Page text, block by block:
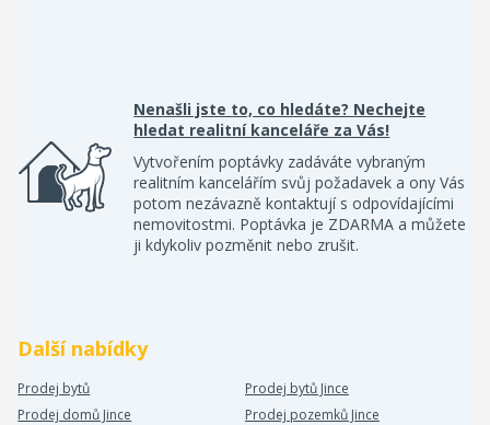
Nenašli jste to, co hledáte? Nechejte
hledat realitní kanceláře za Vás!
Vytvořením poptávky zadáváte vybraným
realitním kancelářím svůj požadavek a ony Vás
potom nezávazně kontaktují s odpovídajícími
nemovitostmi. Poptávka je ZDARMA a můžete
ji kdykoliv pozměnit nebo zrušit.
Další nabídky
Prodej bytů
Prodej bytů Jince
Prodej domů Jince
Prodej pozemků Jince